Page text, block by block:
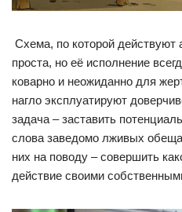
Схема, по которой
проста, но её исполнение
коварно и неожиданно для
нагло эксплуатируют
задача – заставить
слова заведомо лживых
них на поводу – совершить
действие своими